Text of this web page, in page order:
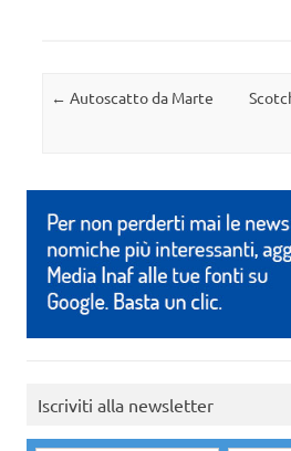
Navigazione articolo
← Autoscatto da Marte
Iscriviti alla newsletter